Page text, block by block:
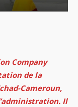
Company
de la
Cameroun,
Il